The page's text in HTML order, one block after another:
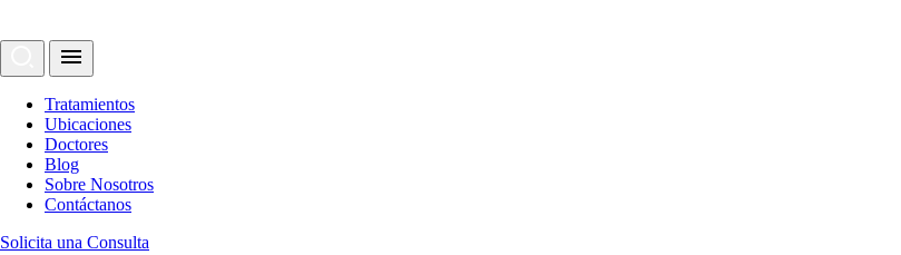
Tratamientos
Ubicaciones
Doctores
Blog
Sobre Nosotros
Contáctanos
Solicita una Consulta